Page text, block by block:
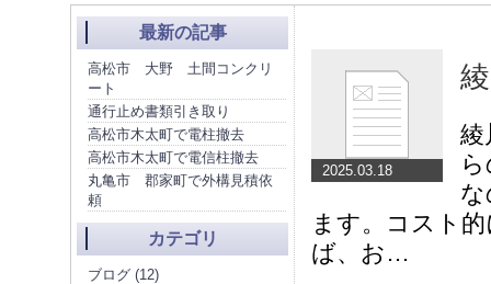
2025.03.18
ます。コスト
ば、お…
最新の記事
高松市 大野 土間コンクリ
ート
通行止め書類引き取り
高松市木太町で電柱撤去
高松市木太町で電信柱撤去
丸亀市 郡家町で外構見積依
頼
カテゴリ
ブログ (12)